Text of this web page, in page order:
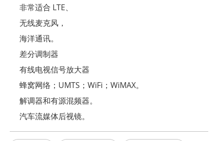
非常适合 LTE、
无线麦克风，
海洋通讯。
差分调制器
有线电视信号放大器
蜂窝网络；UMTS；WiFi；WiMAX。
解调器和有源混频器。
汽车流媒体后视镜。